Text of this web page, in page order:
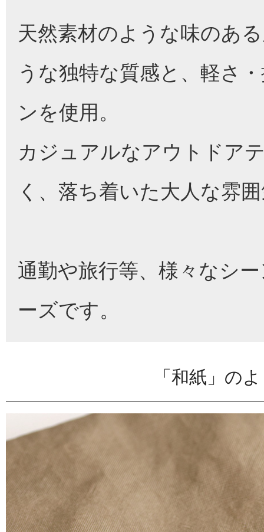
天然素材のような味のあ
うな独特な質感と、軽さ
ンを使用。
カジュアルなアウトドア
く、落ち着いた大人な雰
通勤や旅行等、様々なシ
ーズです。
「和紙」の